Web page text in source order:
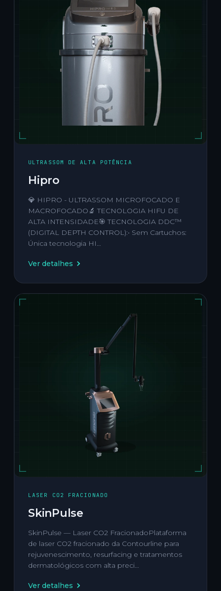
ULTRASSOM DE ALTA POTÊNCIA
Hipro
💎 HIPRO - ULTRASSOM MICROFOCADO E
MACROFOCADO🔬 TECNOLOGIA HIFU DE
ALTA INTENSIDADE🎯 TECNOLOGIA DDC™
(DIGITAL DEPTH CONTROL):• Sem Cartuchos:
Única tecnologia HI…
Ver detalhes
LASER CO2 FRACIONADO
SkinPulse
SkinPulse — Laser CO2 FracionadoPlataforma
de laser CO2 fracionado da Contourline para
rejuvenescimento, resurfacing e tratamentos
dermatológicos com alta preci…
Ver detalhes